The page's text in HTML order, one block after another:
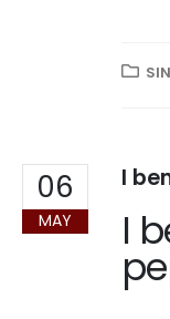
06
MAY
I
I